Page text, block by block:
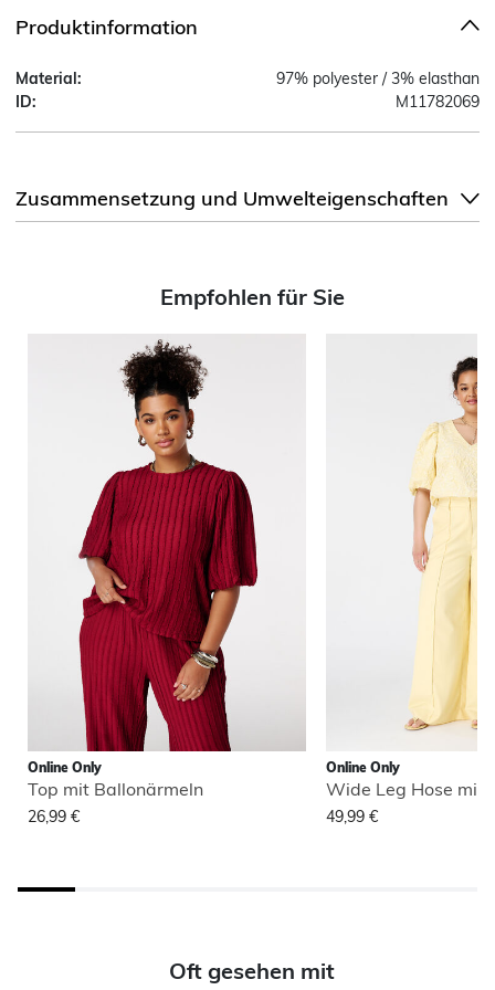
Produktinformation
Material:
97% polyester / 3% elasthan
ID:
M11782069
Zusammensetzung und Umwelteigenschaften
Empfohlen für Sie
Online Only
Top mit Ballonärmeln
26,99 €
Online Only
Wide Leg Hose mit
49,99 €
Oft gesehen mit